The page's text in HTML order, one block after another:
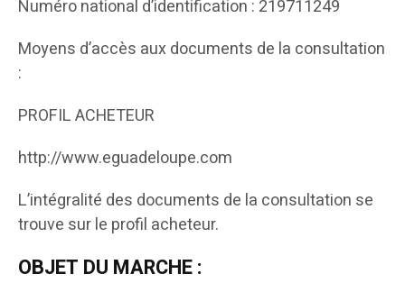
Numéro national d’identification : 219711249
Moyens d’accès aux documents de la consultation
:
PROFIL ACHETEUR
http://www.eguadeloupe.com
L’intégralité des documents de la consultation se
trouve sur le profil acheteur.
OBJET DU MARCHE :